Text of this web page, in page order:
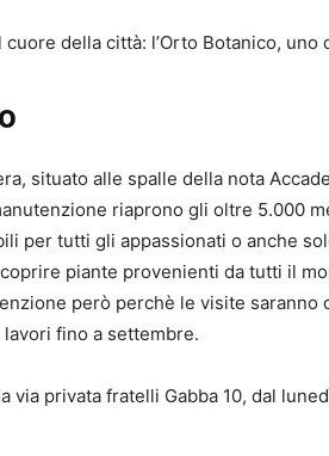
della città: l’Orto Botanico, uno
situato alle spalle della nota
riaprono gli oltre 5.000
per tutti gli appassionati o anche
piante provenienti da tutti il
però perchè le visite saranno
fino a settembre.
via privata fratelli Gabba 10, dal